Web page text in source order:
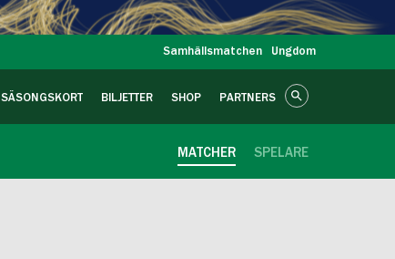
Samhällsmatchen Ungdom
SÄSONGSKORT BILJETTER SHOP PARTNERS
SPELARE
MATCHER